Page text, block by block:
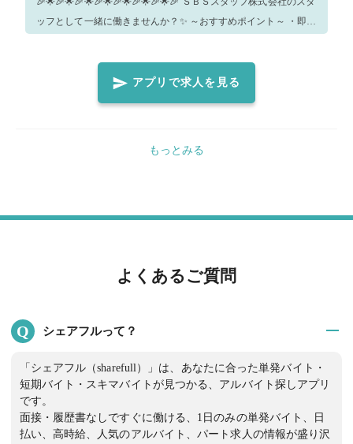
ッフとして一緒に働きませんか？✨ ～おすすめポイント～ ・即払
3日～OK！勤務時間も相談にのります👌Wワークにもピッタリ♪
🌟🎉🌟🎉🌟🎉🌟🎉🌟🎉🌟🎉🌟🎉🌟🎉 注意事項を必ずご確認の上、
エントリーをお願い致します。 ＜当日の流れ＞ ・現地の駐輪場
示させて頂きますのでチェックインをお願いします。 ・席にご案
の流れ等の説明を行います。 ・就業及び登録を希望されない方は
和島PDセンター3F 通勤・・・平和島駅から徒歩15分、大森駅か
用いながらご注文の商品を集める作業！商品を梱包する作業！商
上。時間帯は要相談。 ※ライフスタイルに合わせた時間で就業可
能です♪ 就業日数・・・週3日からOK（平日のみ稼働） 時給：
1,230円 交通費：実費支給 💗男女が活躍する職場です！ 💗弊社従
業員が50名前後日々勤務している職場になり、困ったことは遠慮
アプリで求人を見る
もっとみる
よくあるご質問
Q シェアフルって？
「シェアフル（sharefull）」は、あなたに合った単発バイト・
短期バイト・スキマバイトが見つかる、アルバイト探しアプリ
です。
面接・履歴書なしですぐに働ける、1日のみの単発バイト、日
払い、高時給、人気のアルバイト、パート求人の情報が盛り沢